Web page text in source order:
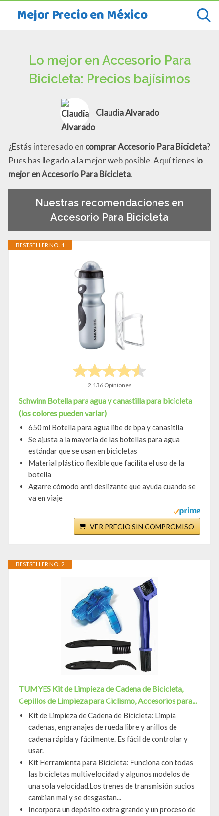
Mejor Precio en México
Lo mejor en Accesorio Para
Bicicleta: Precios bajísimos
Claudia Alvarado
¿Estás interesado en comprar Accesorio Para Bicicleta?
Pues has llegado a la mejor web posible. Aquí tienes lo
mejor en Accesorio Para Bicicleta.
Nuestras recomendaciones en
Accesorio Para Bicicleta
BESTSELLER NO. 1
2,136 Opiniones
Schwinn Botella para agua y canastilla para bicicleta
(los colores pueden variar)
650 ml Botella para agua libe de bpa y canasitlla
Se ajusta a la mayoría de las botellas para agua
estándar que se usan en bicicletas
Material plástico flexible que facilita el uso de la
botella
Agarre cómodo anti deslizante que ayuda cuando se
va en viaje
VER PRECIO SIN COMPROMISO
BESTSELLER NO. 2
TUMYES Kit de Limpieza de Cadena de Bicicleta,
Cepillos de Limpieza para Ciclismo, Accesorios para...
Kit de Limpieza de Cadena de Bicicleta: Limpia
cadenas, engranajes de rueda libre y anillos de
cadena rápida y fácilmente. Es fácil de controlar y
usar.
Kit Herramienta para Bicicleta: Funciona con todas
las bicicletas multivelocidad y algunos modelos de
una sola velocidad.Los trenes de transmisión sucios
cambian mal y se desgastan...
Incorpora un depósito extra grande y un proceso de